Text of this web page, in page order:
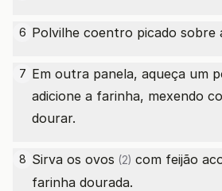
6 Polvilhe coentro picado sobre
7 Em outra panela, aqueça um
adicione a farinha, mexendo
dourar.
8 Sirva os ovos (2) com feijão
farinha dourada.